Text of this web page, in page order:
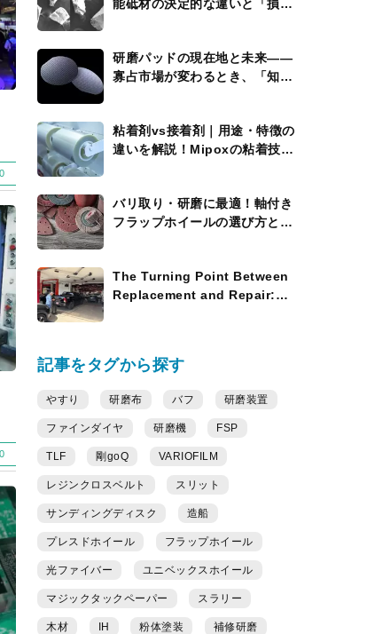
0
0
能砥材の決定的な違いと「損を
研磨パッドの現在地と未来――
寡占市場が変わるとき、「知能
粘着剤vs接着剤｜用途・特徴の
違いを解説！Mipoxの粘着技術
バリ取り・研磨に最適！軸付き
フラップホイールの選び方と活
The Turning Point Between
Replacement and Repair:
記事をタグから探す
やすり 研磨布 バフ 研磨装置
ファインダイヤ 研磨機 FSP
TLF 剛goQ VARIOFILM
レジンクロスベルト スリット
サンディングディスク 造船
プレスドホイール フラップホイール
光ファイバー ユニベックスホイール
マジックタックペーパー スラリー
木材 IH 粉体塗装 補修研磨